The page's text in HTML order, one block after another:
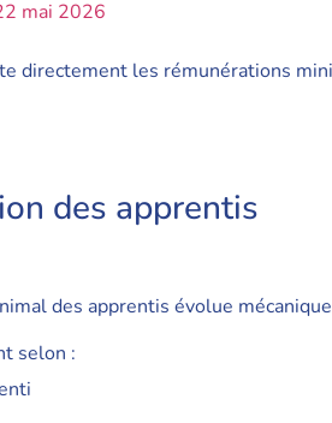
mai 2026
directement les rémunérations
des apprentis
des apprentis évolue
selon :